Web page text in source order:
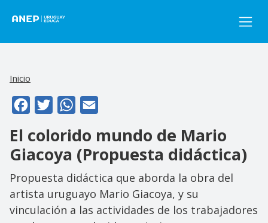
Inicio
FacebookTwitterWhatsApp
El colorido mundo de Mario
Giacoya (Propuesta didáctica)
Propuesta didáctica que aborda la obra del
artista uruguayo Mario Giacoya, y su
vinculación a las actividades de los trabajadores